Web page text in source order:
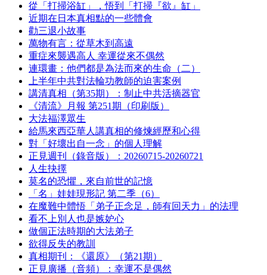
從「打掃浴缸」，悟到「打掃『欲』缸」
近期在日本真相點的一些體會
勸三退小故事
萬物有言：從草木到高遠
重症來襲遇高人 幸運從來不偶然
連環畫：他們都是為法而來的生命（二）
上半年中共對法輪功教師的迫害案例
講清真相（第35期）：制止中共活摘器官
《清流》月報 第251期（印刷版）
大法福澤眾生
給馬來西亞華人講真相的修煉經歷和心得
對「好壞出自一念」的個人理解
正見週刊（錄音版）：20260715-20260721
人生抉擇
莫名的恐懼，來自前世的記憶
「名」娃娃現形記 第二季（6）
在魔難中體悟「弟子正念足，師有回天力」的法理
看不上別人也是嫉妒心
做個正法時期的大法弟子
欲得反失的教訓
真相期刊：《還原》（第21期）
正見廣播（音頻）：幸運不是偶然